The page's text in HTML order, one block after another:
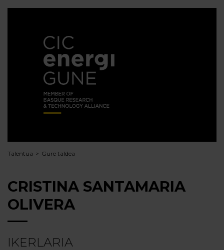
Talentua Gure taldea
CRISTINA SANTAMARIA
OLIVERA
IKERLARIA